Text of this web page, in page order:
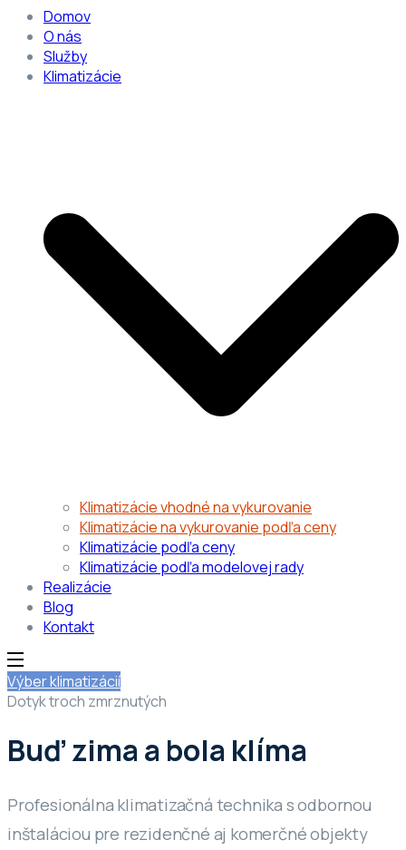
Domov
O nás
Služby
Klimatizácie
Klimatizácie vhodné na vykurovanie
Klimatizácie na vykurovanie podľa ceny
Klimatizácie podľa ceny
Klimatizácie podľa modelovej rady
Realizácie
Blog
Kontakt
Výber klimatizácií
Dotyk troch zmrznutých
Buď zima a bola klíma
Profesionálna klimatizačná technika s odbornou
inštaláciou pre rezidenčné aj komerčné objekty